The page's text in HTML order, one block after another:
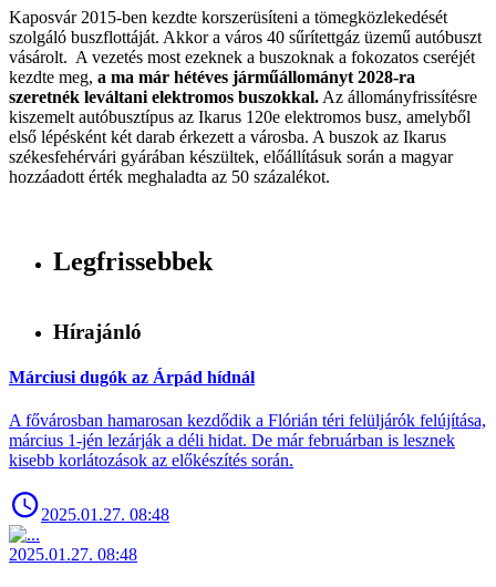
Kaposvár 2015-ben kezdte korszerüsíteni a tömegközlekedését
szolgáló buszflottáját. Akkor a város 40 sűrítettgáz üzemű autóbuszt
vásárolt. A vezetés most ezeknek a buszoknak a fokozatos cseréjét
kezdte meg, a ma már hétéves járműállományt 2028-ra
szeretnék leváltani elektromos buszokkal. Az állományfrissítésre
kiszemelt autóbusztípus az Ikarus 120e elektromos busz, amelyből
első lépésként két darab érkezett a városba. A buszok az Ikarus
székesfehérvári gyárában készültek, előállításuk során a magyar
hozzáadott érték meghaladta az 50 százalékot.
Legfrissebbek
Hírajánló
Márciusi dugók az Árpád hídnál
A fővárosban hamarosan kezdődik a Flórián téri felüljárók felújítása,
március 1-jén lezárják a déli hidat. De már februárban is lesznek
kisebb korlátozások az előkészítés során.
2025.01.27. 08:48
2025.01.27. 08:48